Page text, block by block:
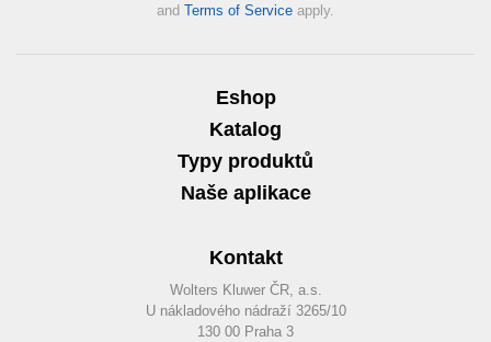
and Terms of Service apply.
Eshop
Katalog
Typy produktů
Naše aplikace
Kontakt
Wolters Kluwer ČR, a.s.
U nákladového nádraží 3265/10
130 00 Praha 3